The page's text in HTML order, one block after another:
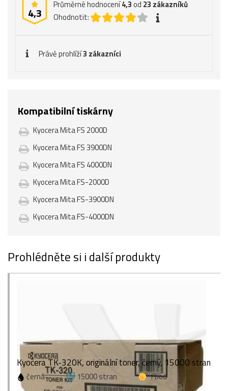
4,3
Průměrné hodnocení4,3od 23 zákazníků
Ohodnotit:
Právě prohlíží3 zákazníci
Kompatibilní tiskárny
Kyocera Mita FS 2000D
Kyocera Mita FS 3900DN
Kyocera Mita FS 4000DN
Kyocera Mita FS-2000D
Kyocera Mita FS-3900DN
Kyocera Mita FS-4000DN
Prohlédněte si i další produkty
Kyocera TK-320K, originální toner, černý, 15000 stran
černá 15000 stran
1 bod